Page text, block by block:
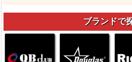
ブランドで